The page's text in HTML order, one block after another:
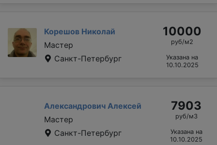
Корешов Николай
Мастер
Санкт-Петербург
10000
руб/м2
Указана на
10.10.2025
Александрович Алексей
Мастер
Санкт-Петербург
7903
руб/м3
Указана на
10.10.2025